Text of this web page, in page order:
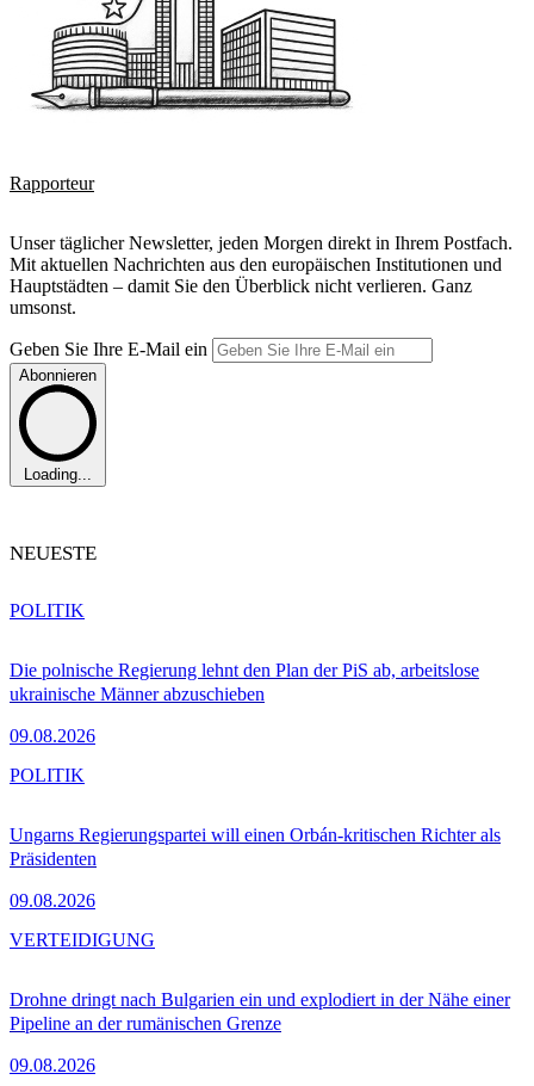
Rapporteur
Unser täglicher Newsletter, jeden Morgen direkt in Ihrem Postfach.
Mit aktuellen Nachrichten aus den europäischen Institutionen und
Hauptstädten – damit Sie den Überblick nicht verlieren. Ganz
umsonst.
Geben Sie Ihre E-Mail ein
Abonnieren
Loading...
NEUESTE
Die polnische Regierung lehnt den Plan der PiS ab, arbeitslose
ukrainische Männer abzuschieben
09.08.2026
POLITIK
Ungarns Regierungspartei will einen Orbán-kritischen Richter als
Präsidenten
09.08.2026
POLITIK
Drohne dringt nach Bulgarien ein und explodiert in der Nähe einer
Pipeline an der rumänischen Grenze
09.08.2026
VERTEIDIGUNG